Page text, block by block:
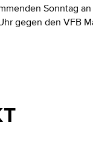
Sonntag
gegen den VFB